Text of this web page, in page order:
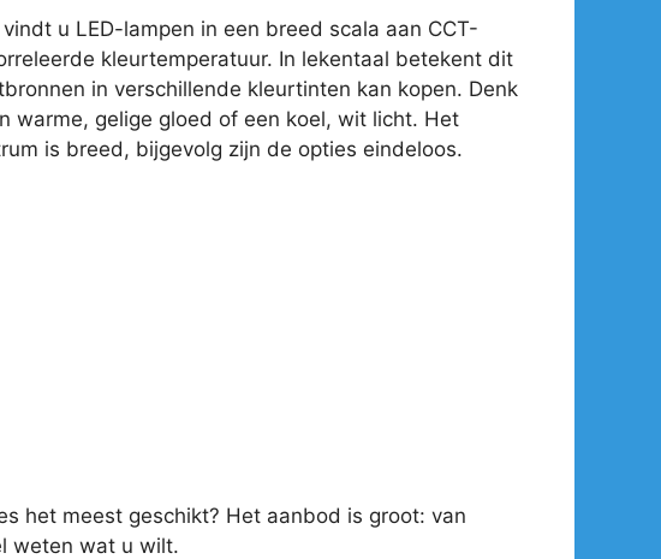
u LED-lampen in een breed scala aan CCT-
kleurtemperatuur. In lekentaal betekent dit
in verschillende kleurtinten kan kopen. Denk
warme, gelige gloed of een koel, wit licht. Het
is breed, bijgevolg zijn de opties eindeloos.
het meest geschikt? Het aanbod is groot: van
weten wat u wilt.